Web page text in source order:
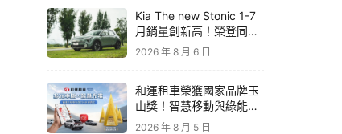
Kia The new Stonic 1-7
月銷量創新高！榮登同級
進口車銷售亞軍｜79.9萬
2026 年 8 月 6 日
和運租車榮獲國家品牌玉
山獎！智慧移動與綠能創
新 打造低碳永續新價值
2026 年 8 月 5 日